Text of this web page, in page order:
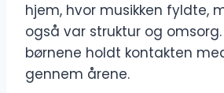
hjem, hvor musikken fyldte,
også var struktur og omsorg.
børnene holdt kontakten
gennem årene.